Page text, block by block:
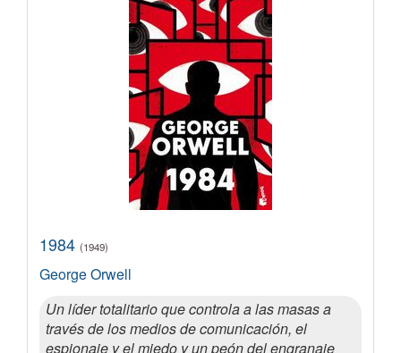
1984 (1949)
George Orwell
Un líder totalitario que controla a las masas a
través de los medios de comunicación, el
espionaje y el miedo y un peón del engranaje